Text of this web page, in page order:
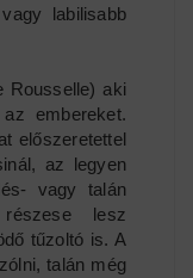
labilisabb
Rousselle) aki
embereket.
előszeretettel
az legyen
vagy talán
részese lesz
tűzoltó is. A
talán még